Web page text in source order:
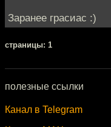
Заранее грасиас :)
cтраницы: 1
полезные ссылки
Канал в Telegram